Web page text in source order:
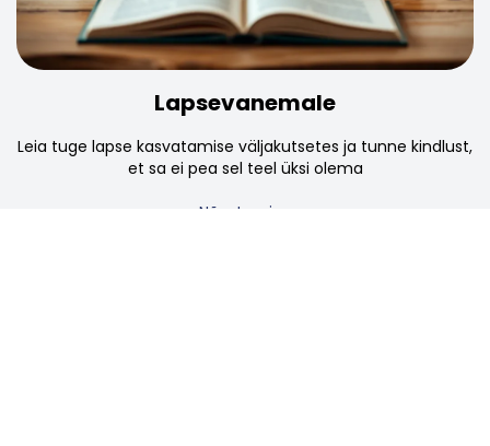
Lapsevanemale
Leia tuge lapse kasvatamise väljakutsetes ja tunne kindlust,
et sa ei pea sel teel üksi olema
Nõustamine